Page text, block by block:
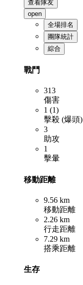
查看隊友
open
全場排名
團隊統計
綜合
戰鬥
313
傷害
1 (1)
擊殺 (爆頭)
3
助攻
1
擊暈
移動距離
9.56 km
移動距離
2.26 km
行走距離
7.29 km
搭乘距離
生存